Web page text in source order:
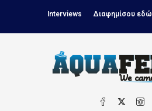
Interviews Διαφημίσου εδώ